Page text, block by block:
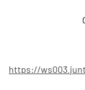
https://